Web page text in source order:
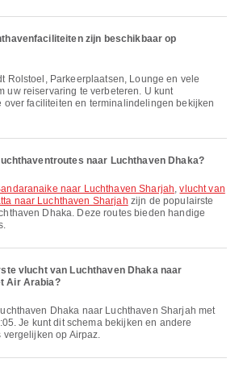
zijn beschikbaar op
uw reiservaring te verbeteren. U kunt
over faciliteiten en terminalindelingen bekijken
naar Luchthaven Dhaka?
naar Luchthaven Sharjah,vlucht van
naar Luchthaven Sharjah zijn de populairste
Dhaka. Deze routes bieden handige
vlucht van Luchthaven Dhaka naar
Air Arabia?
Je kunt dit schema bekijken en andere
op Airpaz.